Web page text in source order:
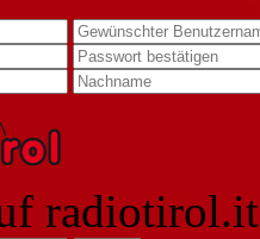
radiotirol.it